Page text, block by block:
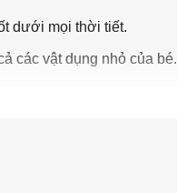
dưới mọi thời tiết.
các vật dụng nhỏ của bé.